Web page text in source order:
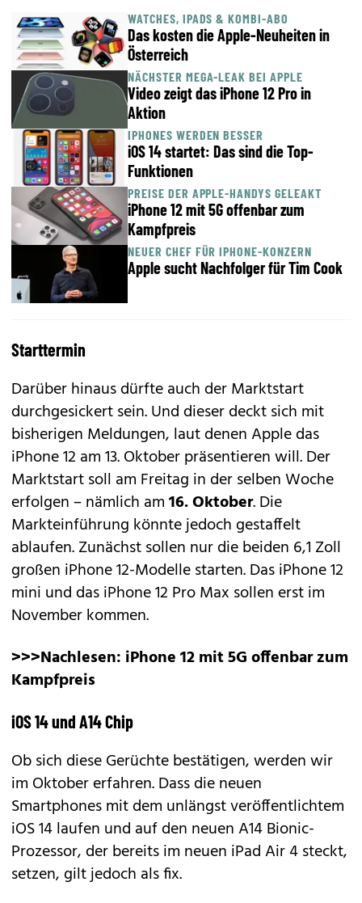
WATCHES, IPADS & KOMBI-ABO
Das kosten die Apple-Neuheiten in
Österreich
NÄCHSTER MEGA-LEAK BEI APPLE
Video zeigt das iPhone 12 Pro in
Aktion
IPHONES WERDEN BESSER
iOS 14 startet: Das sind die Top-
Funktionen
PREISE DER APPLE-HANDYS GELEAKT
iPhone 12 mit 5G offenbar zum
Kampfpreis
NEUER CHEF FÜR IPHONE-KONZERN
Apple sucht Nachfolger für Tim Cook
Starttermin
Darüber hinaus dürfte auch der Marktstart
durchgesickert sein. Und dieser deckt sich mit
bisherigen Meldungen, laut denen Apple das
iPhone 12 am 13. Oktober präsentieren will. Der
Marktstart soll am Freitag in der selben Woche
erfolgen – nämlich am16. Oktober. Die
Markteinführung könnte jedoch gestaffelt
ablaufen. Zunächst sollen nur die beiden 6,1 Zoll
großen iPhone 12-Modelle starten. Das iPhone 12
mini und das iPhone 12 Pro Max sollen erst im
November kommen.
>>>Nachlesen: iPhone 12 mit 5G offenbar zum
Kampfpreis
iOS 14 und A14 Chip
Ob sich diese Gerüchte bestätigen, werden wir
im Oktober erfahren. Dass die neuen
Smartphones mit dem unlängst veröffentlichtem
iOS 14laufen und auf den neuen A14 Bionic-
Prozessor, der bereits im neuen iPad Air 4 steckt,
setzen, gilt jedoch als fix.